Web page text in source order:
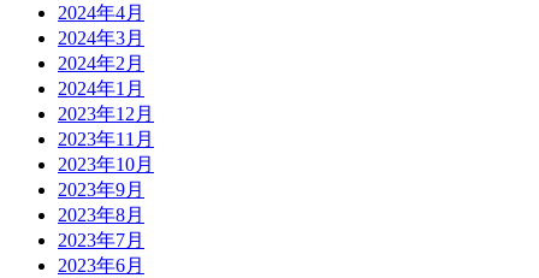
2024年4月
2024年3月
2024年2月
2024年1月
2023年12月
2023年11月
2023年10月
2023年9月
2023年8月
2023年7月
2023年6月